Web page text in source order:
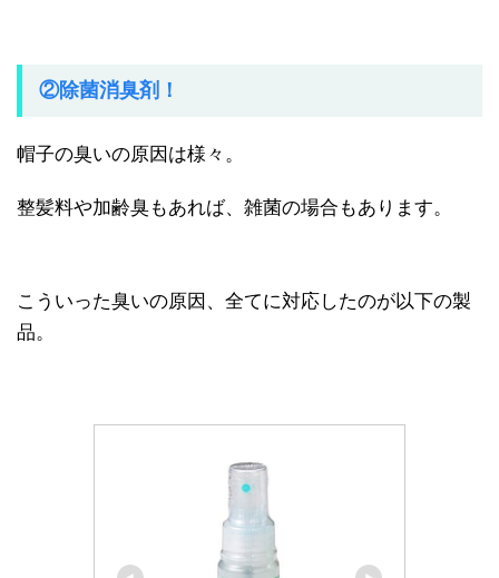
②除菌消臭剤！
帽子の臭いの原因は様々。
整髪料や加齢臭もあれば、雑菌の場合もあります。
こういった臭いの原因、全てに対応したのが以下の製
品。